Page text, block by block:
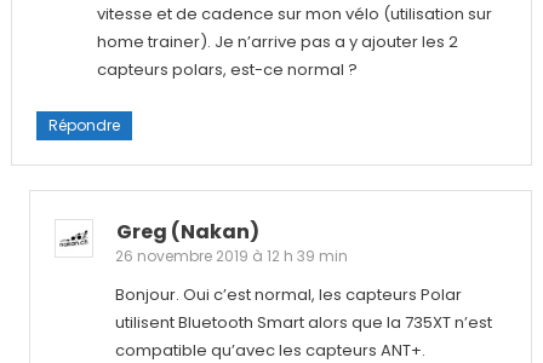
vitesse et de cadence sur mon vélo (utilisation sur
home trainer). Je n’arrive pas a y ajouter les 2
capteurs polars, est-ce normal ?
Répondre
Greg (nakan)
26 novembre 2019 à 12 h 39 min
Bonjour. Oui c’est normal, les capteurs Polar
utilisent Bluetooth Smart alors que la 735XT n’est
compatible qu’avec les capteurs ANT+.